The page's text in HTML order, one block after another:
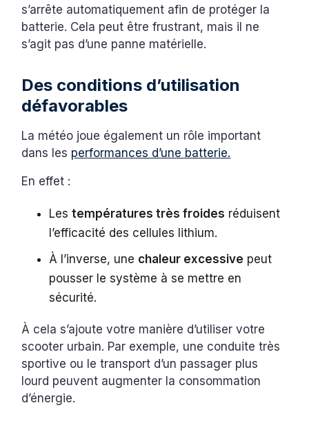
s’arrête automatiquement afin de protéger la
batterie. Cela peut être frustrant, mais il ne
s’agit pas d’une panne matérielle.
Des conditions d’utilisation
défavorables
La météo joue également un rôle important
dans les performances d’une batterie.
En effet :
Lestempératures très froides réduisent
l’efficacité des cellules lithium.
À l’inverse, une chaleur excessive peut
pousser le système à se mettre en
sécurité.
À cela s’ajoute votre manière d’utiliser votre
scooter urbain. Par exemple, une conduite très
sportive ou le transport d’un passager plus
lourd peuvent augmenter la consommation
d’énergie.